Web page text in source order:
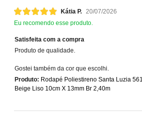
Kátia P.
20/07/2026
Eu recomendo esse produto.
Satisfeita com a compra
Produto de qualidade.
Gostei também da cor que escolhi.
Produto: Rodapé Poliestireno Santa Luzia 561
Beige Liso 10cm X 13mm Br 2,40m